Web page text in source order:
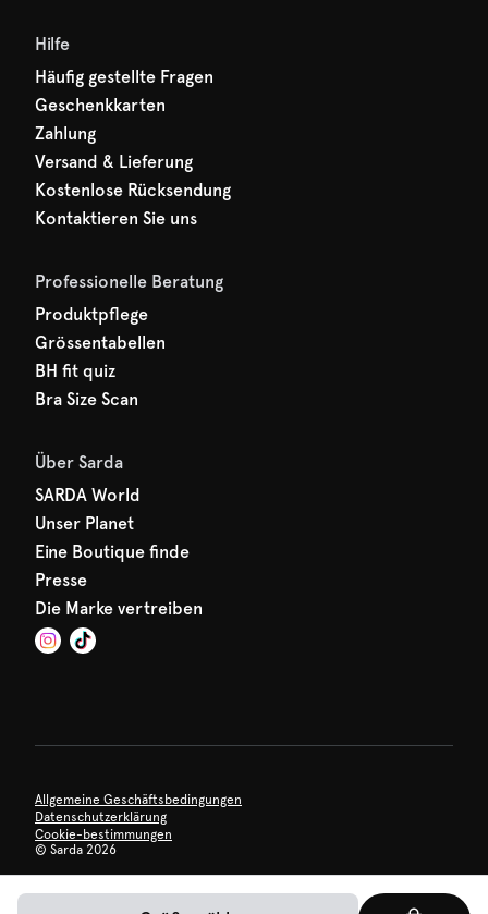
Hilfe
Häufig gestellte Fragen
Geschenkkarten
Zahlung
Versand & Lieferung
Kostenlose Rücksendung
Kontaktieren Sie uns
Professionelle Beratung
Produktpflege
Grössentabellen
BH fit quiz
Bra Size Scan
Über Sarda
SARDA World
Unser Planet
Eine Boutique finde
Presse
Die Marke vertreiben
Allgemeine Geschäftsbedingungen
Datenschutzerklärung
Cookie-bestimmungen
© Sarda 2026